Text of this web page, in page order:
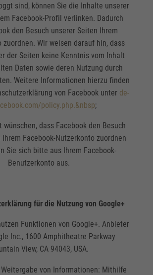
sind, können Sie die Inhalte unserer
Facebook-Profil verlinken. Dadurch
den Besuch unserer Seiten Ihrem
zuordnen. Wir weisen darauf hin, dass
der Seiten keine Kenntnis vom Inhalt
Daten sowie deren Nutzung durch
Weitere Informationen hierzu finden
von Facebook unter de-
policy.php.&nbsp;
wünschen, dass Facebook den Besuch
Facebook-Nutzerkonto zuordnen
Sie sich bitte aus Ihrem Facebook-
Benutzerkonto aus.
für die Nutzung von Google+
Funktionen von Google+. Anbieter
Inc., 1600 Amphitheatre Parkway
View, CA 94043, USA.
von Informationen: Mithilfe